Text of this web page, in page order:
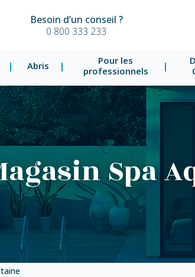
Besoin d’un conseil ?
0 800 333 233
Abris
Pour les
professionnels
Spa